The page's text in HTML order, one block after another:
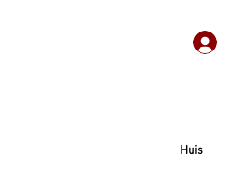
Huis